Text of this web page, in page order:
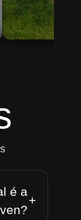
é a
+